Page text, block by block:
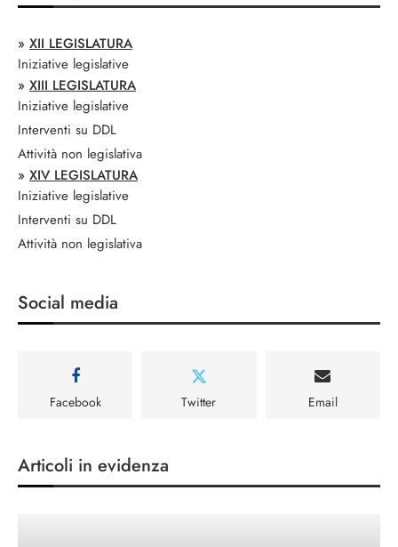
» XII LEGISLATURA
Iniziative legislative
» XIII LEGISLATURA
Iniziative legislative
Interventi su DDL
Attività non legislativa
» XIV LEGISLATURA
Iniziative legislative
Interventi su DDL
Attività non legislativa
Social media
Facebook Twitter Email
Articoli in evidenza